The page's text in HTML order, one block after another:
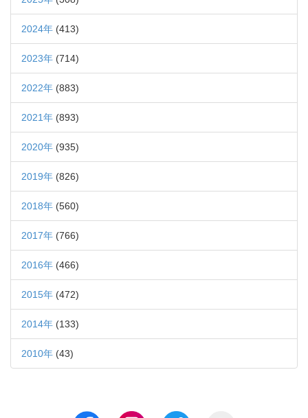
2024年 (413)
2023年 (714)
2022年 (883)
2021年 (893)
2020年 (935)
2019年 (826)
2018年 (560)
2017年 (766)
2016年 (466)
2015年 (472)
2014年 (133)
2010年 (43)